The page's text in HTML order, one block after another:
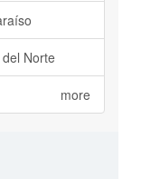
Norte
more